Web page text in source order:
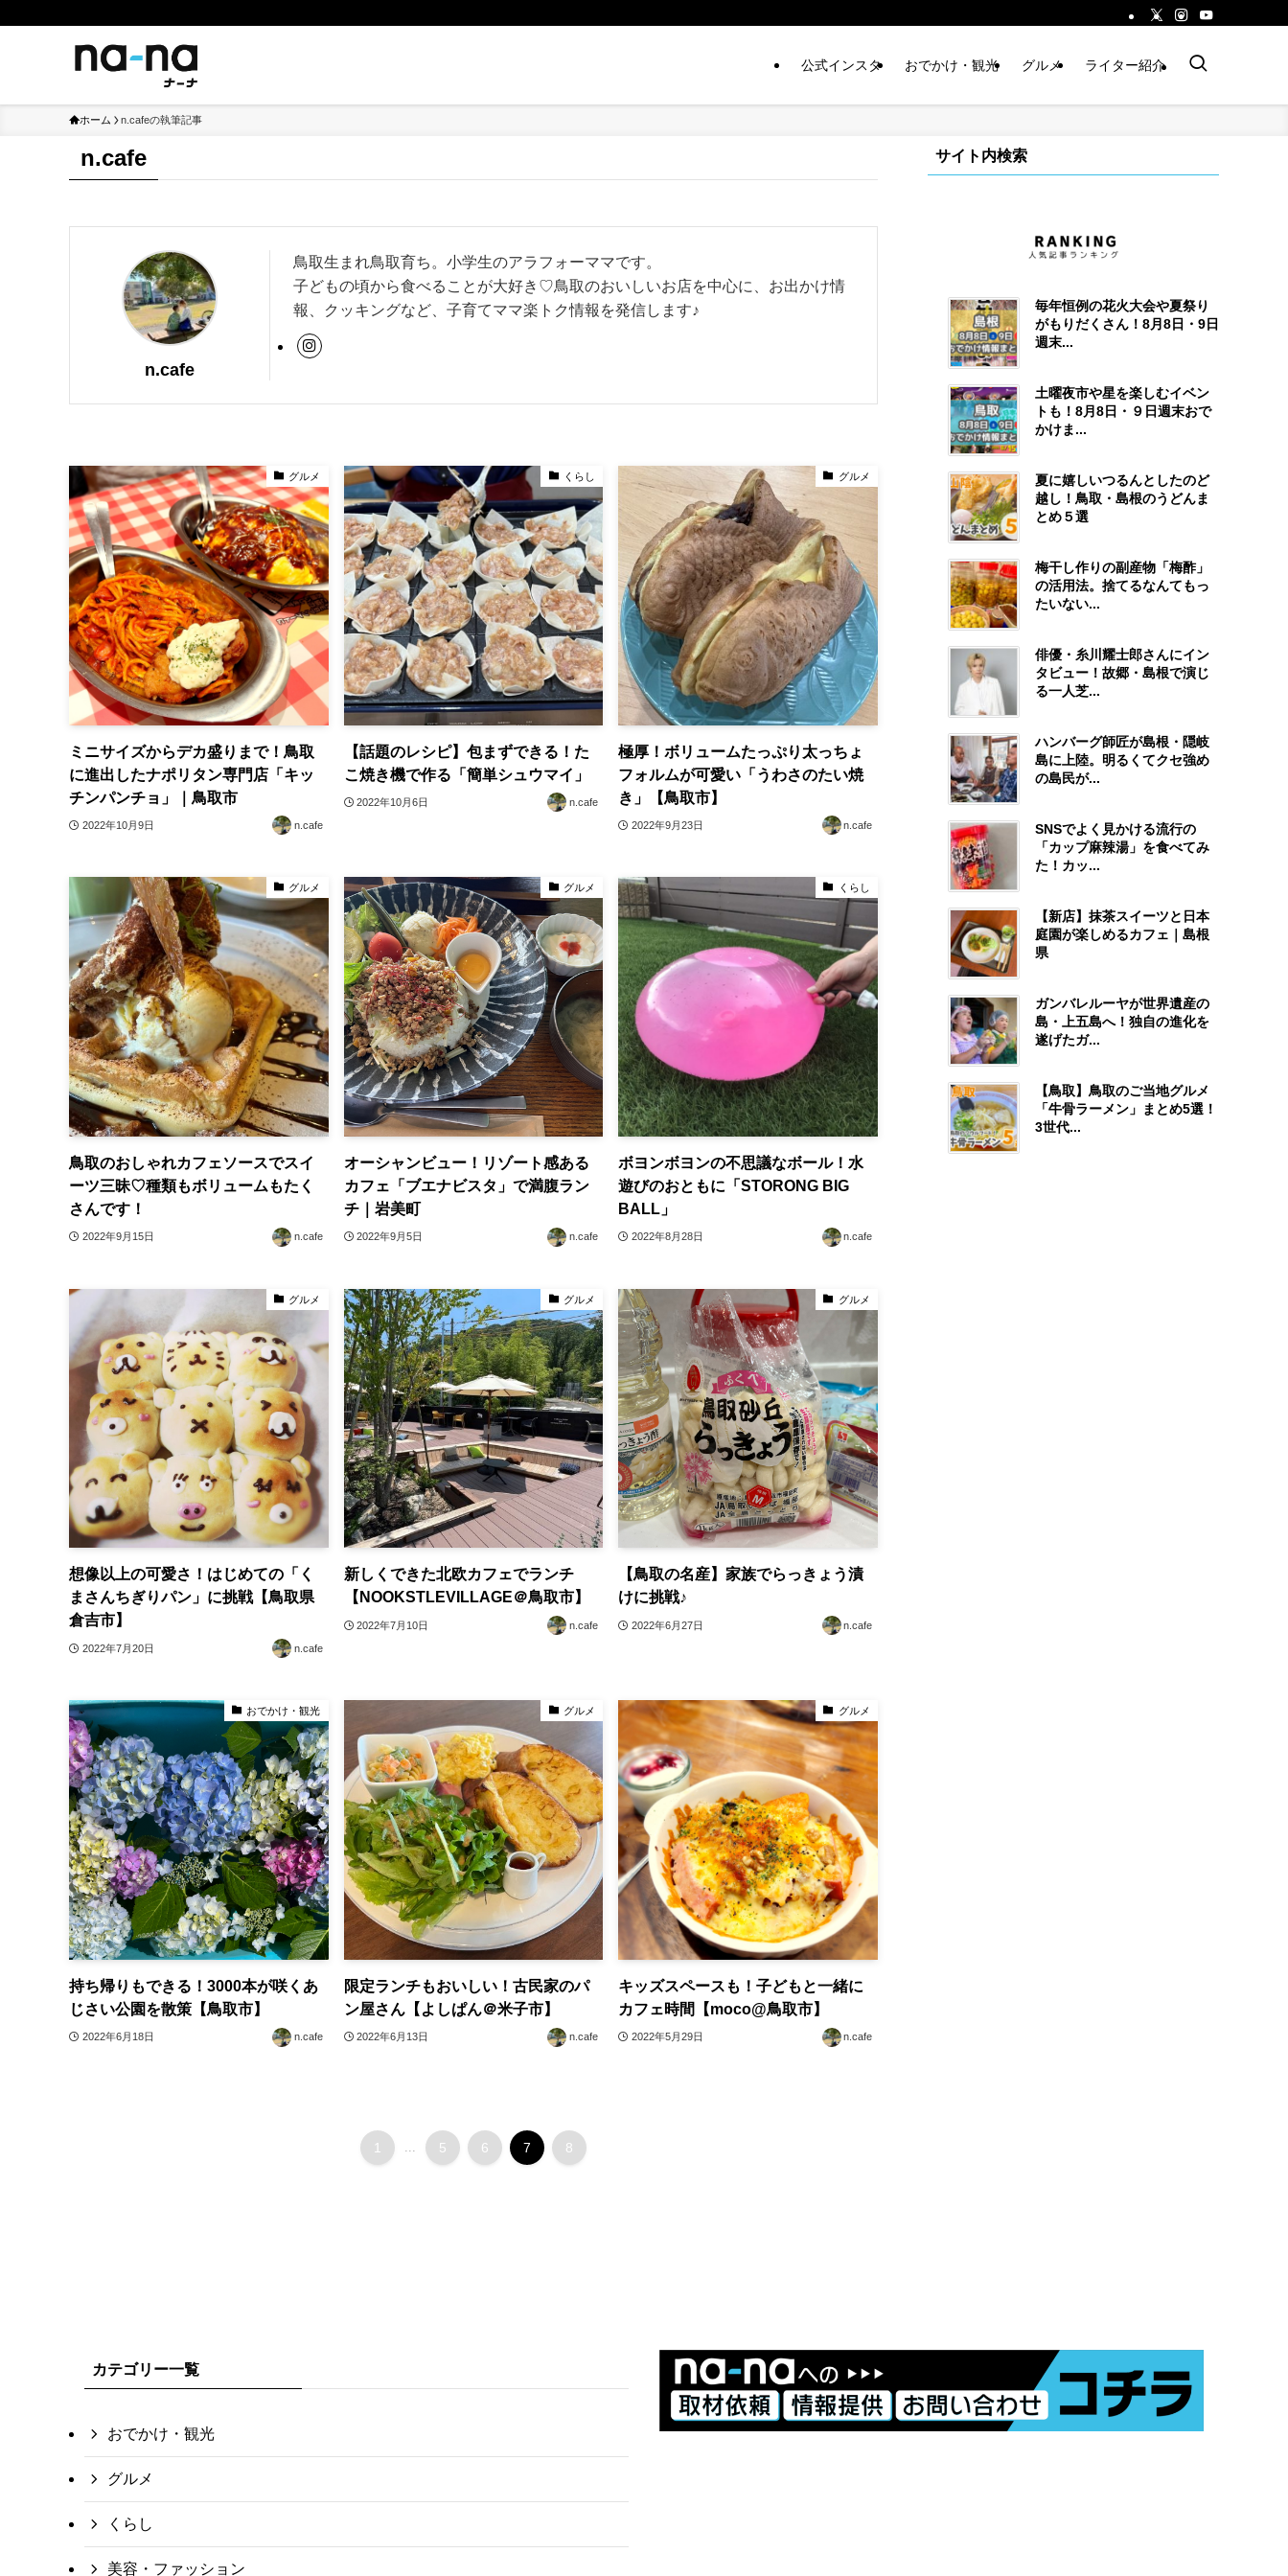
公式インスタ おでかけ・観光 グルメ ライター紹介
ホーム n.cafeの執筆記事
n.cafe
n.cafe
鳥取生まれ鳥取育ち。小学生のアラフォーママです。
子どもの頃から食べることが大好き♡鳥取のおいしいお店を中心に、お出かけ情
報、クッキングなど、子育てママ楽トク情報を発信します♪
グルメ
ミニサイズからデカ盛りまで！鳥取
に進出したナポリタン専門店「キッ
チンパンチョ」｜鳥取市
2022年10月9日 n.cafe
くらし
【話題のレシピ】包まずできる！た
こ焼き機で作る「簡単シュウマイ」
2022年10月6日 n.cafe
グルメ
極厚！ボリュームたっぷり太っちょ
フォルムが可愛い「うわさのたい焼
き」【鳥取市】
2022年9月23日 n.cafe
グルメ
鳥取のおしゃれカフェソースでスイ
ーツ三昧♡種類もボリュームもたく
さんです！
2022年9月15日 n.cafe
グルメ
オーシャンビュー！リゾート感ある
カフェ「ブエナビスタ」で満腹ラン
チ｜岩美町
2022年9月5日 n.cafe
くらし
ボヨンボヨンの不思議なボール！水
遊びのおともに「STORONG BIG
BALL」
2022年8月28日 n.cafe
グルメ
想像以上の可愛さ！はじめての「く
まさんちぎりパン」に挑戦【鳥取県
倉吉市】
2022年7月20日 n.cafe
グルメ
新しくできた北欧カフェでランチ
【NOOKSTLEVILLAGE＠鳥取市】
2022年7月10日 n.cafe
グルメ
【鳥取の名産】家族でらっきょう漬
けに挑戦♪
2022年6月27日 n.cafe
おでかけ・観光
持ち帰りもできる！3000本が咲くあ
じさい公園を散策【鳥取市】
2022年6月18日 n.cafe
グルメ
限定ランチもおいしい！古民家のパ
ン屋さん【よしぱん＠米子市】
2022年6月13日 n.cafe
グルメ
キッズスペースも！子どもと一緒に
カフェ時間【moco@鳥取市】
2022年5月29日 n.cafe
1 5 6 7 8
サイト内検索
毎年恒例の花火大会や夏祭り
がもりだくさん！8月8日・9日
週末...
土曜夜市や星を楽しむイベン
トも！8月8日・９日週末おで
かけま...
夏に嬉しいつるんとしたのど
越し！鳥取・島根のうどんま
とめ５選
梅干し作りの副産物「梅酢」
の活用法。捨てるなんてもっ
たいない...
俳優・糸川耀士郎さんにイン
タビュー！故郷・島根で演じ
る一人芝...
ハンバーグ師匠が島根・隠岐
島に上陸。明るくてクセ強め
の島民が...
SNSでよく見かける流行の
「カップ麻辣湯」を食べてみ
た！カッ...
【新店】抹茶スイーツと日本
庭園が楽しめるカフェ｜島根
県
ガンバレルーヤが世界遺産の
島・上五島へ！独自の進化を
遂げたガ...
【鳥取】鳥取のご当地グルメ
「牛骨ラーメン」まとめ5選！
3世代...
カテゴリー一覧
おでかけ・観光
グルメ
くらし
美容・ファッション